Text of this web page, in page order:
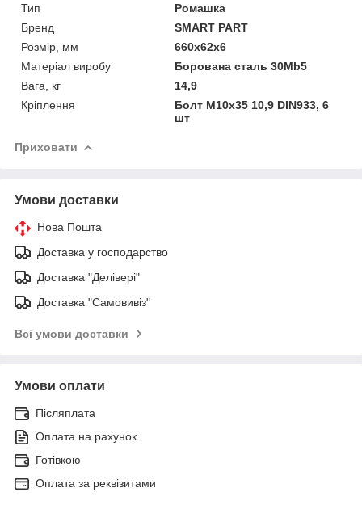
Тип
Ромашка
Бренд
SMART PART
Розмір, мм
660х62х6
Матеріал виробу
Борована сталь 30Mb5
Вага, кг
14,9
Кріплення
Болт М10х35 10,9 DIN933, 6
шт
Приховати
Умови доставки
Нова Пошта
Доставка у господарство
Доставка "Делівері"
Доставка "Самовивіз"
Всі умови доставки
Умови оплати
Післяплата
Оплата на рахунок
Готівкою
Оплата за реквізитами